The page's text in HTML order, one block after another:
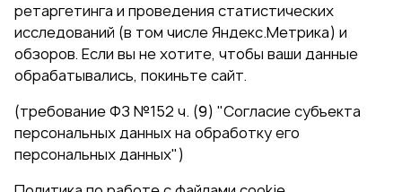
ретаргетинга и проведения статистических
исследований (в том числе Яндекс.Метрика) и
обзоров. Если вы не хотите, чтобы ваши данные
обрабатывались, покиньте сайт.
(требование ФЗ №152 ч. (9) "Согласие субъекта
персональных данных на обработку его
персональных данных")